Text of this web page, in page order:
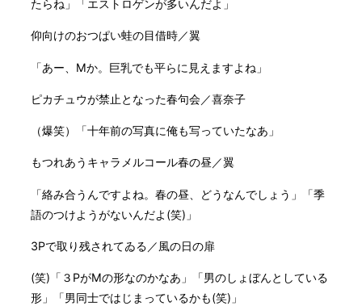
たらね」「エストロゲンが多いんだよ」
仰向けのおつぱい蛙の目借時／翼
「あー、Mか。巨乳でも平らに見えますよね」
ピカチュウが禁止となった春句会／喜奈子
（爆笑）「十年前の写真に俺も写っていたなあ」
もつれあうキャラメルコール春の昼／翼
「絡み合うんですよね。春の昼、どうなんでしょう」「季
語のつけようがないんだよ(笑)」
3Pで取り残されてゐる／風の日の扉
(笑)「３PがMの形なのかなあ」「男のしょぼんとしている
形」「男同士ではじまっているかも(笑)」